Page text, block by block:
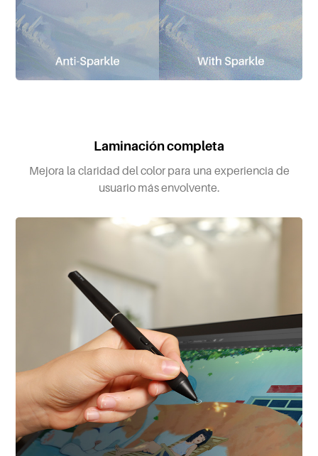
Laminación completa
Mejora la claridad del color para una experiencia de
usuario más envolvente.